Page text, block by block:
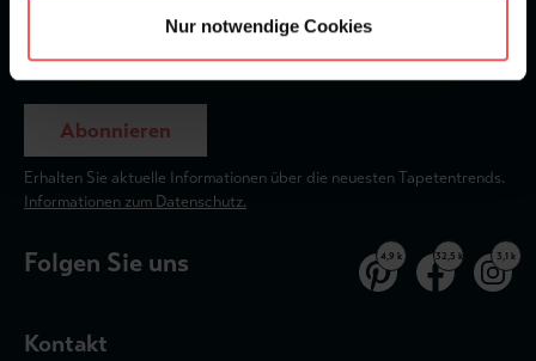
Nur notwendige Cookies
Abonnieren
Erhalten Sie aktuelle Informationen über die neuesten Tapetentrends.
Informationen zum Datenschutz.
Folgen Sie uns 4,9 k 32,5 k 3,1 k
Kontakt